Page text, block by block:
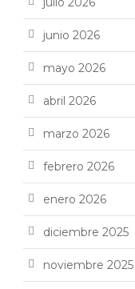
junio 2026
mayo 2026
abril 2026
marzo 2026
febrero 2026
enero 2026
diciembre 2025
noviembre 2025